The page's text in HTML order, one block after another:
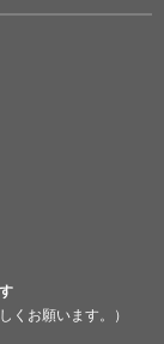
くお願います。）